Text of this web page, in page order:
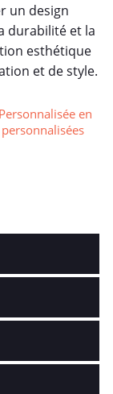
un design
durabilité et la
esthétique
et de style.
en